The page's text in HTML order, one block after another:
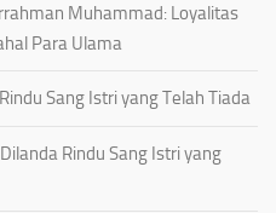
Muhammad: Loyalitas
Para Ulama
Sang Istri yang Telah Tiada
Rindu Sang Istri yang